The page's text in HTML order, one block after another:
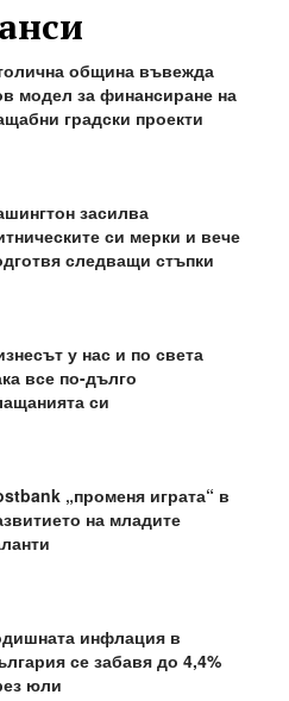
община въвежда
модел за финансиране на
градски проекти
засилва
си мерки и вече
следващи стъпки
у нас и по света
все по-дълго
си
„променя играта“ в
на младите
инфлация в
се забавя до 4,4%
юли